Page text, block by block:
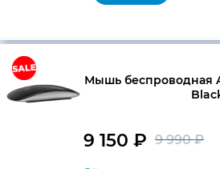
Мышь беспроводная
9 990₽
9 150 ₽